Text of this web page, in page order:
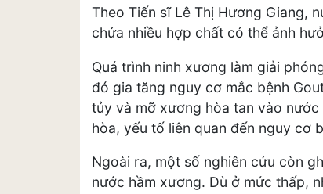
Theo Tiến sĩ Lê Thị Hương Giang,
chứa nhiều hợp chất có thể ảnh
Quá trình ninh xương làm giải
đó gia tăng nguy cơ mắc bệnh
tủy và mỡ xương hòa tan vào
hòa, yếu tố liên quan đến nguy cơ
Ngoài ra, một số nghiên cứu còn
nước hầm xương. Dù ở mức thấp,